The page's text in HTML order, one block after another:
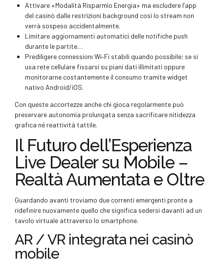
Attivare «Modalità Risparmio Energia» ma escludere l’app
del casinò dalle restrizioni background così lo stream non
verrà sospeso accidentalmente.
Limitare aggiornamenti automatici delle notifiche push
durante le partite…
Prediligere connessionı Wi‑Fi stabili quando possibile; se si
usa rete cellulare fissarsi su piani dati illimitati oppure
monitorarne costantemente il consumo tramite widget
nativo Android/iOS.
Con queste accortezze anche chi gioca regolarmente può
preservare autonomia prolungata senza sacrificare nitidezza
grafica né reattività tattile.
Il Futuro dell’Esperienza
Live Dealer su Mobile –
Realtà Aumentata e Oltre
Guardando avanti troviamo due correnti emergenti pronte a
ridefinire nuovamente quello che significa sedersi davanti ad un
tavolo virtuale attraverso lo smartphone.
AR / VR integrata nei casinò
mobile